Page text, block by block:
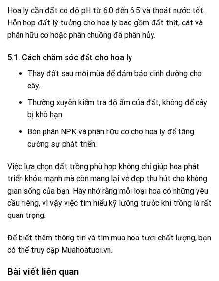
Hoa ly cần đất có độ pH từ 6.0 đến 6.5 và thoát nước tốt.
Hỗn hợp đất lý tưởng cho hoa ly bao gồm đất thịt, cát và
phân hữu cơ hoặc phân chuồng đã phân hủy.
5.1. Cách chăm sóc đất cho hoa ly
Thay đất sau mỗi mùa để đảm bảo dinh dưỡng cho
cây.
Thường xuyên kiểm tra độ ẩm của đất, không để cây
bị khô hạn.
Bón phân NPK và phân hữu cơ cho hoa ly để tăng
cường sự phát triển.
Việc lựa chọn đất trồng phù hợp không chỉ giúp hoa phát
triển khỏe mạnh mà còn mang lại vẻ đẹp thu hút cho không
gian sống của bạn. Hãy nhớ rằng mỗi loại hoa có những yêu
cầu riêng, vì vậy việc tìm hiểu kỹ lưỡng trước khi trồng là rất
quan trọng.
Để biết thêm thông tin và tìm mua hoa tươi chất lượng, bạn
có thể truy cập Muahoatuoi.vn.
Bài viết liên quan